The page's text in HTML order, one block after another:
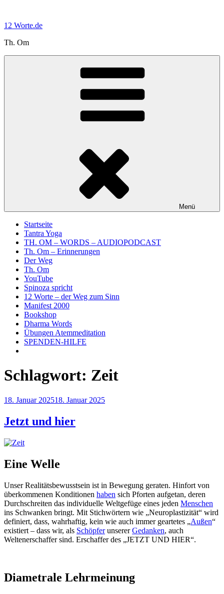
springen
12 Worte.de
Th. Om
Menü
Startseite
Tantra Yoga
TH. OM – WORDS – AUDIOPODCAST
Th. Om – Erinnerungen
Der Weg
Th. Om
YouTube
Spinoza spricht
12 Worte – der Weg zum Sinn
Manifest 2000
Bookshop
Dharma Words
Übungen Atemmeditation
SPENDEN-HILFE
Schlagwort: Zeit
Veröffentlicht
18. Januar 202518. Januar 2025
Jetzt und hier
Eine Welle
Unser Realitätsbewusstsein ist in Bewegung geraten. Hinfort von
überkommenen Konditionen haben sich Pforten aufgetan, deren
Durchschreiten das individuelle Weltgefüge eines jeden Menschen
ins Schwanken bringt. Mit Stichwörtern wie „Neuroplastizität“ wird
definiert, dass, wahrhaftig, kein wie auch immer geartetes „Außen“
existiert – dass wir, als SchöpferunsererGedanken, auch
Weltenerschaffer sind. Erschaffer des „JETZT UND HIER“.
Diametrale Lehrmeinung